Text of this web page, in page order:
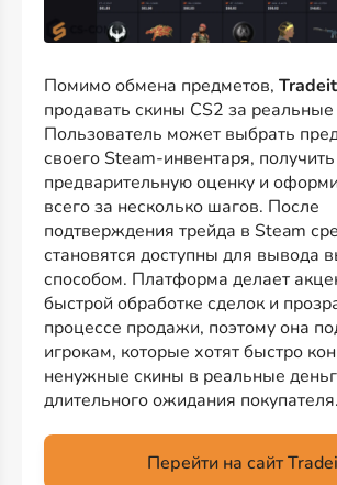
Помимо обмена предметов, Tradeit
продавать скины CS2 за реальные
Пользователь может выбрать
своего Steam-инвентаря,
предварительную оценку и
всего за несколько шагов. После
подтверждения трейда в Steam
становятся доступны для вывода
способом. Платформа делает
быстрой обработке сделок и
процессе продажи, поэтому она
игрокам, которые хотят быстро
ненужные скины в реальные
длительного ожидания покупателя.
Перейти на сайт